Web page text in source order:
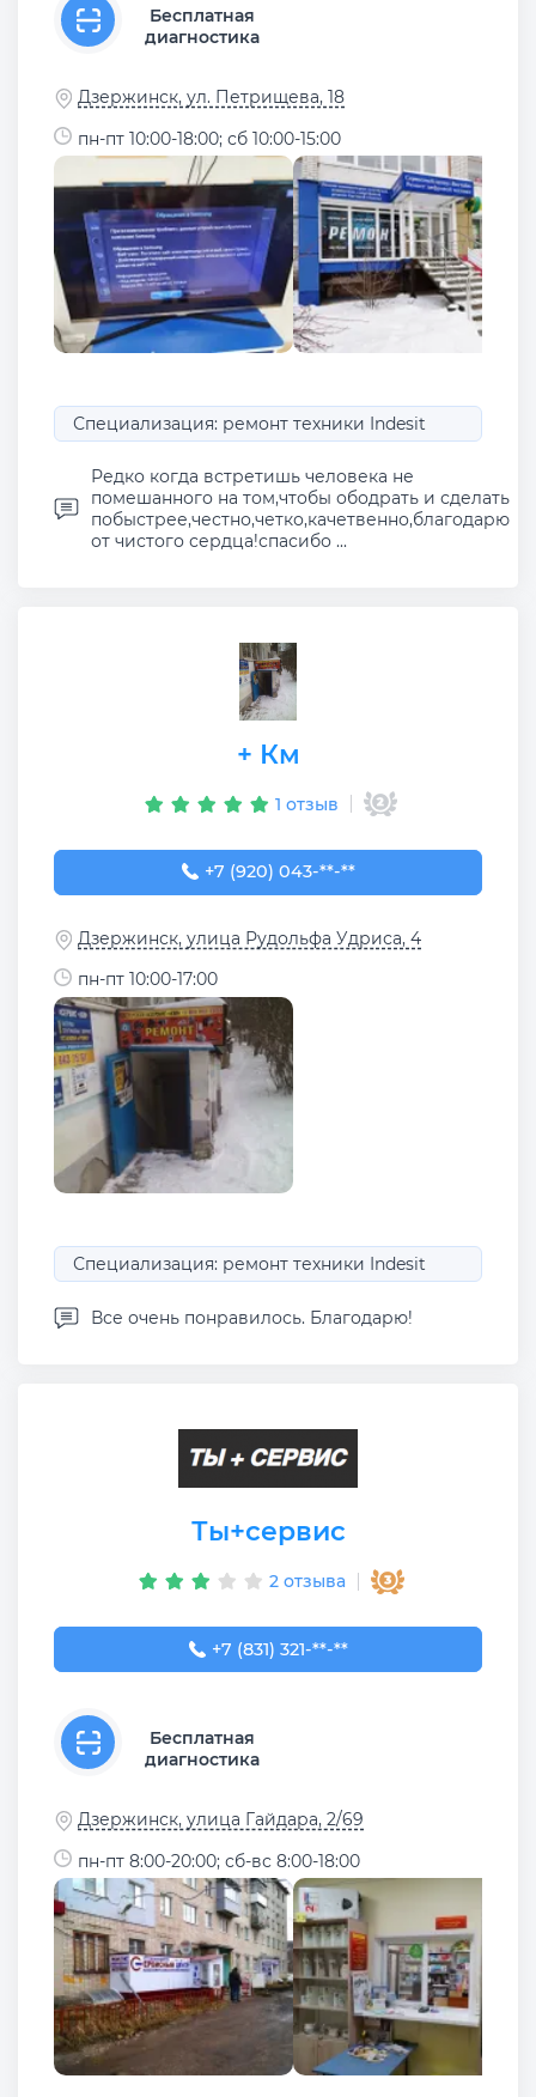
Бесплатная
диагностика
Дзержинск, ул. Петрищева, 18
пн-пт 10:00-18:00; сб 10:00-15:00
Специализация: ремонт техники Indesit
Редко когда встретишь человека не
помешанного на том,чтобы ободрать и сделать
побыстрее,честно,четко,качетвенно,благодарю
от чистого сердца!спасибо ...
+ Км
1 отзыв
+7 (920) 043-75-61
+7 (920) 043-**-**
Дзержинск, улица Рудольфа Удриса, 4
пн-пт 10:00-17:00
Специализация: ремонт техники Indesit
Все очень понравилось. Благодарю!
Ты+сервис
2 отзыва
+7 (831) 321-89-90
+7 (831) 321-**-**
Бесплатная
диагностика
Дзержинск, улица Гайдара, 2/69
пн-пт 8:00-20:00; сб-вс 8:00-18:00